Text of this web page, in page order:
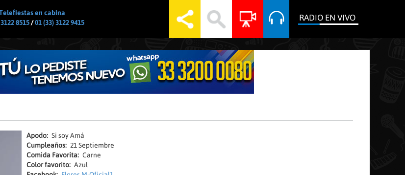
en cabina
8515/01 (33) 3122 9415 RADIO EN VIVO
Apodo: Si soy Amá
Cumpleaños: 21 Septiembre
Comida Favorita: Carne
Color favorito: Azul